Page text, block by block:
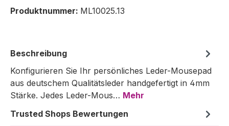
Produktnummer: ML10025.13
Beschreibung
Konfigurieren Sie Ihr persönliches Leder-Mousepad
aus deutschem Qualitätsleder handgefertigt in 4mm
Stärke. Jedes Leder-Mous… Mehr
Trusted Shops Bewertungen